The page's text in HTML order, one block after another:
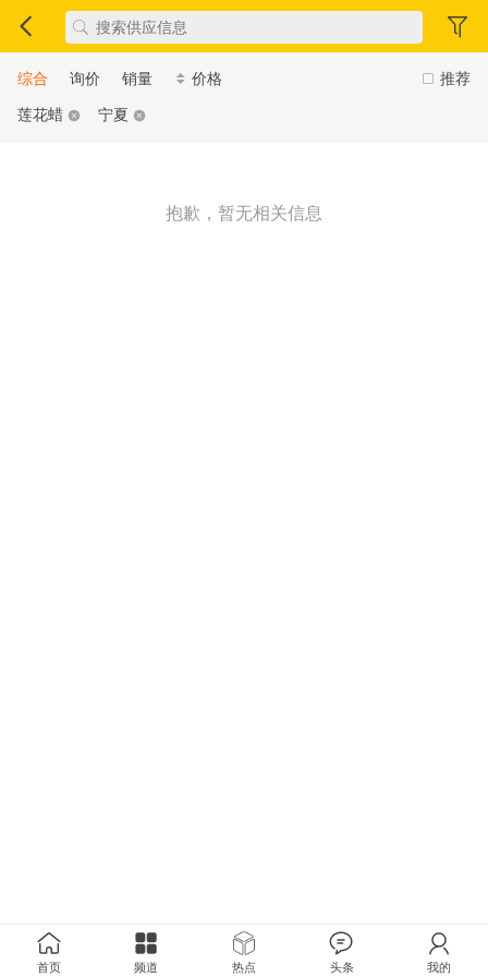
推荐
综合 询价 销量
价格
莲花蜡
宁夏
抱歉，暂无相关信息
首页 频道 热点 头条 我的